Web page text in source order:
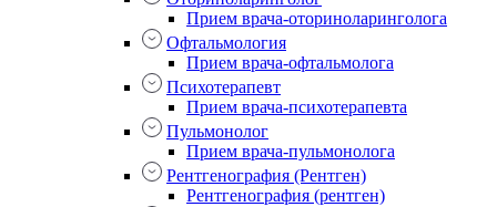
Прием врача-оториноларинголога
Офтальмология
Прием врача-офтальмолога
Психотерапевт
Прием врача-психотерапевта
Пульмонолог
Прием врача-пульмонолога
Рентгенография (Рентген)
Рентгенография (рентген)